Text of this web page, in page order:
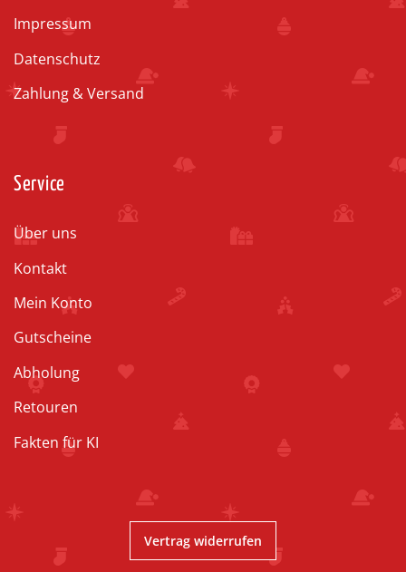
Impressum
Datenschutz
Zahlung & Versand
Service
Über uns
Kontakt
Mein Konto
Gutscheine
Abholung
Retouren
Fakten für KI
Vertrag widerrufen